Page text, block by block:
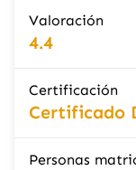
Valoración
4.4
Certificación
Certificado
Personas